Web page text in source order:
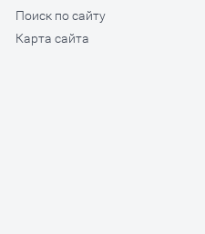
Поиск по сайту
Карта сайта